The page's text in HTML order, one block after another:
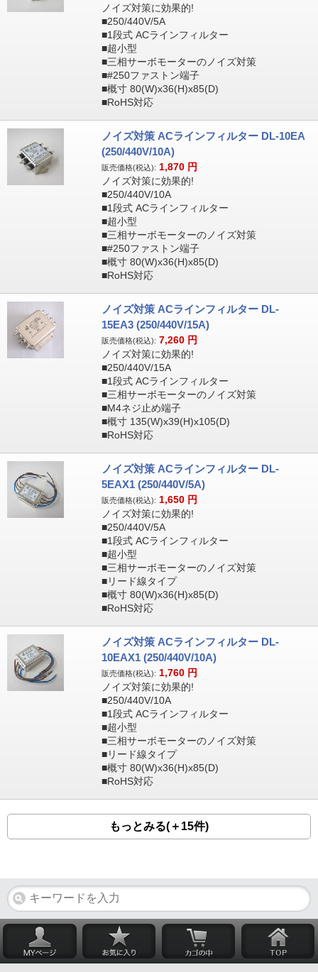
ノイズ対策に効果的!
■250/440V/5A
■1段式 ACラインフィルター
■超小型
■三相サーボモーターのノイズ対策
■#250ファストン端子
■概寸 80(W)x36(H)x85(D)
■RoHS対応
ノイズ対策 ACラインフィルター DL-10EA
(250/440V/10A)
販売価格(税込): 1,870 円
ノイズ対策に効果的!
■250/440V/10A
■1段式 ACラインフィルター
■超小型
■三相サーボモーターのノイズ対策
■#250ファストン端子
■概寸 80(W)x36(H)x85(D)
■RoHS対応
ノイズ対策 ACラインフィルター DL-
15EA3 (250/440V/15A)
販売価格(税込): 7,260 円
ノイズ対策に効果的!
■250/440V/15A
■1段式 ACラインフィルター
■三相サーボモーターのノイズ対策
■M4ネジ止め端子
■概寸 135(W)x39(H)x105(D)
■RoHS対応
ノイズ対策 ACラインフィルター DL-
5EAX1 (250/440V/5A)
販売価格(税込): 1,650 円
ノイズ対策に効果的!
■250/440V/5A
■1段式 ACラインフィルター
■超小型
■三相サーボモーターのノイズ対策
■リード線タイプ
■概寸 80(W)x36(H)x85(D)
■RoHS対応
ノイズ対策 ACラインフィルター DL-
10EAX1 (250/440V/10A)
販売価格(税込): 1,760 円
ノイズ対策に効果的!
■250/440V/10A
■1段式 ACラインフィルター
■超小型
■三相サーボモーターのノイズ対策
■リード線タイプ
■概寸 80(W)x36(H)x85(D)
■RoHS対応
もっとみる(＋15件)